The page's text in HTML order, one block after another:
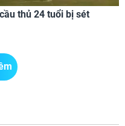
thủ 24 tuổi bị sét